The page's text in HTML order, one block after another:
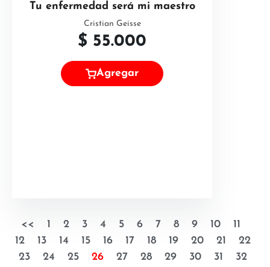
Tu enfermedad será mi maestro
Cristian Geisse
$ 55.000
Agregar
<< 1 2 3 4 5 6 7 8 9 10
11
12
13 14 15 16 17 18 19 20 21
22
23
24 25 26 27 28 29 30 31
32